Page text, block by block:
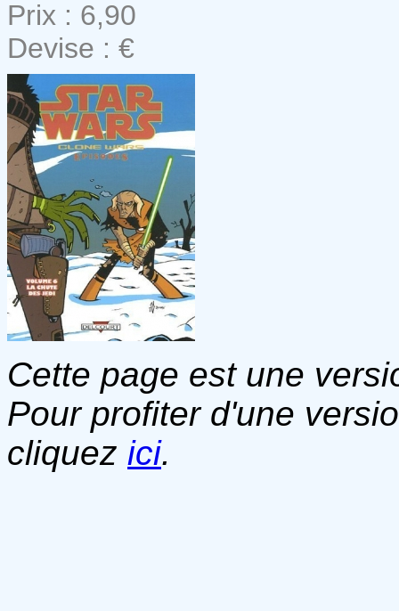
Prix : 6,90
Devise : €
Cette page est une
Pour profiter d'une
cliquez ici.